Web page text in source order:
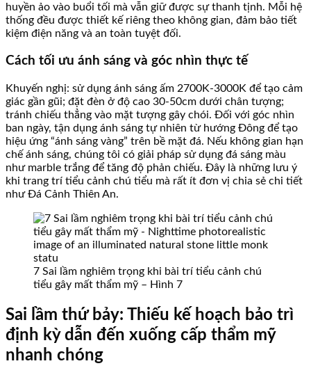
huyền ảo vào buổi tối mà vẫn giữ được sự thanh tịnh. Mỗi hệ
thống đều được thiết kế riêng theo không gian, đảm bảo tiết
kiệm điện năng và an toàn tuyệt đối.
Cách tối ưu ánh sáng và góc nhìn thực tế
Khuyến nghị: sử dụng ánh sáng ấm 2700K-3000K để tạo cảm
giác gần gũi; đặt đèn ở độ cao 30-50cm dưới chân tượng;
tránh chiếu thẳng vào mặt tượng gây chói. Đối với góc nhìn
ban ngày, tận dụng ánh sáng tự nhiên từ hướng Đông để tạo
hiệu ứng “ánh sáng vàng” trên bề mặt đá. Nếu không gian hạn
chế ánh sáng, chúng tôi có giải pháp sử dụng đá sáng màu
như marble trắng để tăng độ phản chiếu. Đây là những lưu ý
khi trang trí tiểu cảnh chú tiểu mà rất ít đơn vị chia sẻ chi tiết
như Đá Cảnh Thiên An.
7 Sai lầm nghiêm trọng khi bài trí tiểu cảnh chú
tiểu gây mất thẩm mỹ – Hình 7
Sai lầm thứ bảy: Thiếu kế hoạch bảo trì
định kỳ dẫn đến xuống cấp thẩm mỹ
nhanh chóng